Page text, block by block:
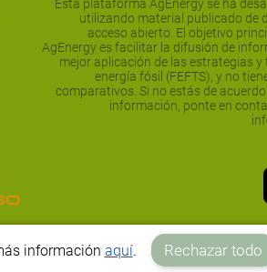
Esta plataforma AgEnergy se ha
utilizando material publicado de
acceso abierto. El objetivo
AgEnergy es facilitar la difusión de
mejor aplicación de las estrategias y
energía fósil (FEFTS), y no
comparativos. Si no estás de
información, ponte en
información aquí. Rechazar todo